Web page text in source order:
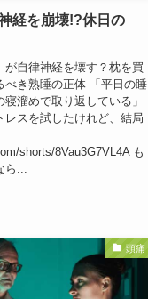
経を崩壊!?休日の
が自律神経を壊す？枕を買
べき熟睡の正体 「平日の睡
溜めで取り返している」
レスを試したけれど、結局
shorts/8Vau3G7VL4A も
...
頭痛